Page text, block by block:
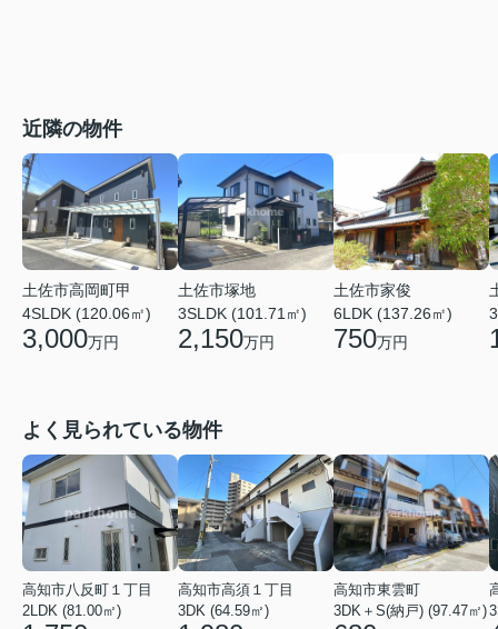
近隣の物件
土佐市高岡町甲
4SLDK (120.06㎡)
3,000万円
土佐市塚地
3SLDK (101.71㎡)
2,150万円
土佐市家俊
6LDK (137.26㎡)
750万円
よく見られている物件
高知市八反町１丁目
2LDK (81.00㎡)
高知市高須１丁目
3DK (64.59㎡)
高知市東雲町
3DK＋S(納戸) (97.47㎡)